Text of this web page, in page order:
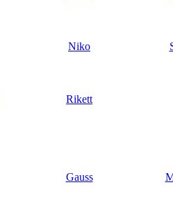
Niko
Rikett
Gauss